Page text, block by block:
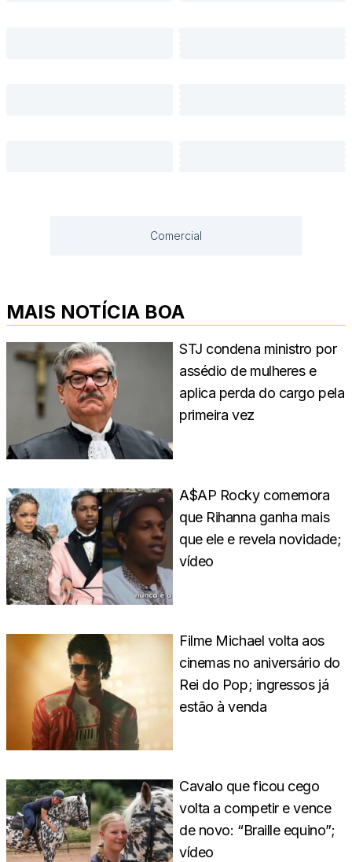
Comercial
MAIS NOTÍCIA BOA
STJ condena ministro por
assédio de mulheres e
aplica perda do cargo pela
primeira vez
A$AP Rocky comemora
que Rihanna ganha mais
que ele e revela novidade;
vídeo
Filme Michael volta aos
cinemas no aniversário do
Rei do Pop; ingressos já
estão à venda
Cavalo que ficou cego
volta a competir e vence
de novo: “Braille equino”;
vídeo